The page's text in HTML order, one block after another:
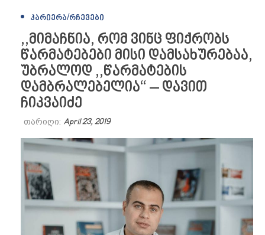
ᲙᲐᲠᲘᲔᲠᲐ/ᲠᲩᲔᲕᲔᲑᲘ
,,მიმაჩნია, რომ ვინც ფიქრობს
წარმატებები მისი დამსახურებაა,
უბრალოდ ,,წარმატების
დამბრალებელია“ – დავით
ჩიკვაიძე
თარიღი: April 23, 2019